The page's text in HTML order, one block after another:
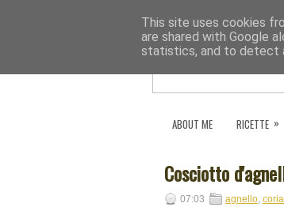
ABOUT ME RICETTE »
Cosciotto
07:03 agnello,
This site uses cookies
are shared with Google
statistics, and to detect